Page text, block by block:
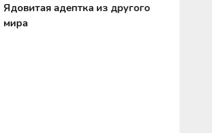
Ядовитая адептка из другого
мира